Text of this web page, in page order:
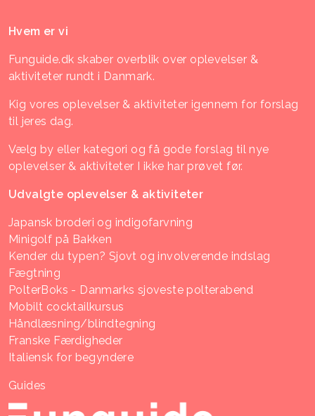
Hvem er vi
Funguide.dk skaber overblik over oplevelser &
aktiviteter rundt i Danmark.
Kig vores oplevelser & aktiviteter igennem for forslag
til jeres dag.
Vælg by eller kategori og få gode forslag til nye
oplevelser & aktiviteter I ikke har prøvet før.
Udvalgte oplevelser & aktiviteter
Japansk broderi og indigofarvning
Minigolf på Bakken
Kender du typen? Sjovt og involverende indslag
Fægtning
PolterBoks - Danmarks sjoveste polterabend
Mobilt cocktailkursus
Håndlæsning/blindtegning
Franske Færdigheder
Italiensk for begyndere
Guides